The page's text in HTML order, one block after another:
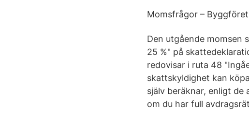
Momsfrågor –
Den utgående momsen
25 %" på
redovisar i ruta 48
skattskyldighet kan
själv beräknar, enligt
om du har full